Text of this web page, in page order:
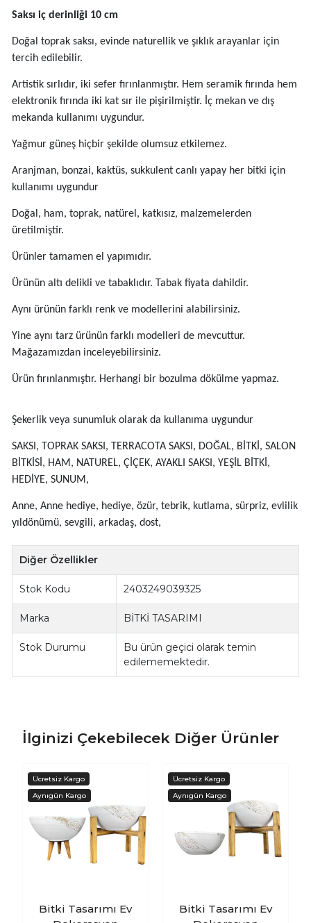
Saksı iç derinliği 10 cm
Doğal toprak saksı, evinde naturellik ve şıklık arayanlar için
tercih edilebilir.
Artistik sırlıdır, iki sefer fırınlanmıştır. Hem seramik fırında hem
elektronik fırında iki kat sır ile pişirilmiştir. İç mekan ve dış
mekanda kullanımı uygundur.
Yağmur güneş hiçbir şekilde olumsuz etkilemez.
Aranjman, bonzai, kaktüs, sukkulent canlı yapay her bitki için
kullanımı uygundur
Doğal, ham, toprak, natürel, katkısız, malzemelerden
üretilmiştir.
Ürünler tamamen el yapımıdır.
Ürünün altı delikli ve tabaklıdır. Tabak fiyata dahildir.
Aynı ürünün farklı renk ve modellerini alabilirsiniz.
Yine aynı tarz ürünün farklı modelleri de mevcuttur.
Mağazamızdan inceleyebilirsiniz.
Ürün fırınlanmıştır. Herhangi bir bozulma dökülme yapmaz.
Şekerlik veya sunumluk olarak da kullanıma uygundur
SAKSI, TOPRAK SAKSI, TERRACOTA SAKSI, DOĞAL, BİTKİ, SALON
BİTKİSİ, HAM, NATUREL, ÇİÇEK, AYAKLI SAKSI, YEŞİL BİTKİ,
HEDİYE, SUNUM,
Anne, Anne hediye, hediye, özür, tebrik, kutlama, sürpriz, evlilik
yıldönümü, sevgili, arkadaş, dost,
Diğer Özellikler
Stok Kodu 2403249039325
Marka BİTKİ TASARIMI
Stok Durumu
Bu ürün geçici olarak temin
edilememektedir.
İlginizi Çekebilecek Diğer Ürünler
Bitki Tasarımı Ev
Bitki Tasarımı Ev